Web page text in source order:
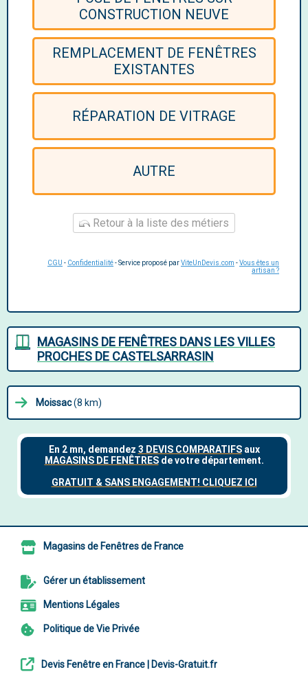
CONSTRUCTION NEUVE
REMPLACEMENT DE FENÊTRES
EXISTANTES
RÉPARATION DE VITRAGE
AUTRE
Retour à la liste des métiers
CGU - Confidentialité- Service proposé parViteUnDevis.com -Vous êtes un
artisan ?
MAGASINS DE FENÊTRES DANS LES VILLES
PROCHES DE CASTELSARRASIN
Moissac(8 km)
Magasins de Fenêtres de France
Gérer un établissement
Mentions Légales
Politique de Vie Privée
Devis Fenêtre en France | Devis-Gratuit.fr